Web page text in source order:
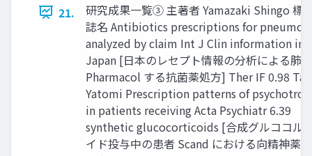
21.
研究成果一覧③ 主著者 Yamazaki Shingo 標
誌名 Antibiotics prescriptions for
analyzed by claim Int J Clin information in
Japan [日本のレセプト情報の分析による肺
Pharmacol する抗菌薬処方] Ther IF 0.98
Yatomi Prescription patterns of
in patients receiving Acta Psychiatr 6.39
synthetic glucocorticoids [合成グルココル
イド投与中の患者 Scand における向精神薬